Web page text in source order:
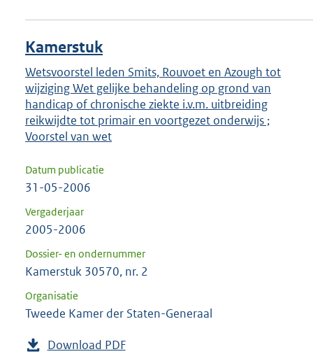
Kamerstuk
Wetsvoorstel leden Smits, Rouvoet en Azough tot
wijziging Wet gelijke behandeling op grond van
handicap of chronische ziekte i.v.m. uitbreiding
reikwijdte tot primair en voortgezet onderwijs ;
Voorstel van wet
Datum publicatie
31-05-2006
Vergaderjaar
2005-2006
Dossier- en ondernummer
Kamerstuk 30570, nr. 2
Organisatie
Tweede Kamer der Staten-Generaal
Download PDF